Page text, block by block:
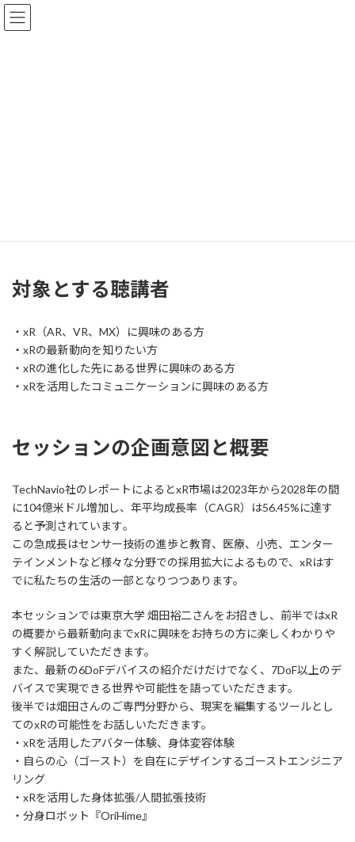
コ
ン
ナ
ビ
対象とする聴講者
・xR（AR、VR、MX）に興味のある方
・xRの最新動向を知りたい方
・xRの進化した先にある世界に興味のある方
・xRを活用したコミュニケーションに興味のある方
セッションの企画意図と概要
TechNavio社のレポートによるとxR市場は2023年から2028年の間
に104億米ドル増加し、年平均成長率（CAGR）は56.45%に達す
ると予測されています​。
この急成長はセンサー技術の進歩と教育、医療、小売、エンター
テインメントなど様々な分野での採用拡大によるもので、xRはす
でに私たちの生活の一部となりつつあります。
本セッションでは東京大学 畑田裕二さんをお招きし、前半ではxR
の概要から最新動向までxRに興味をお持ちの方に楽しくわかりや
すく解説していただきます。
また、最新の6DoFデバイスの紹介だけだけでなく、7DoF以上のデ
バイスで実現できる世界や可能性を語っていただきます。
後半では畑田さんのご専門分野から、現実を編集するツールとし
てのxRの可能性をお話しいただきます。
・xRを活用したアバター体験、身体変容体験
・自らの心（ゴースト）を自在にデザインするゴーストエンジニア
リング
・xRを活用した身体拡張/人間拡張技術
・分身ロボット『OriHime』